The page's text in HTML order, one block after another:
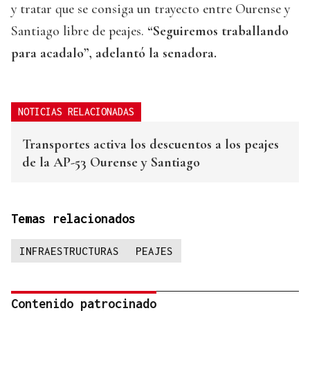
y tratar que se consiga un trayecto entre Ourense y
Santiago libre de peajes. “Seguiremos traballando
para acadalo”, adelantó la senadora.
NOTICIAS RELACIONADAS
Transportes activa los descuentos a los peajes
de la AP-53 Ourense y Santiago
Temas relacionados
INFRAESTRUCTURAS PEAJES
Contenido patrocinado